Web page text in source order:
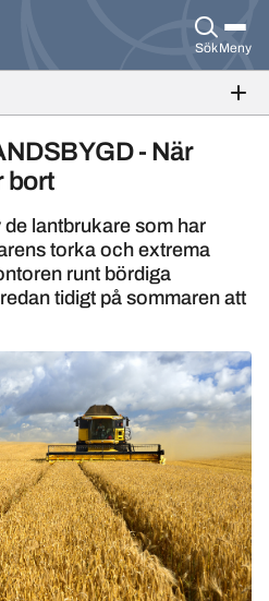
SökMeny
- När
bort
lantbrukare som har
torka och extrema
runt bördiga
tidigt på sommaren att